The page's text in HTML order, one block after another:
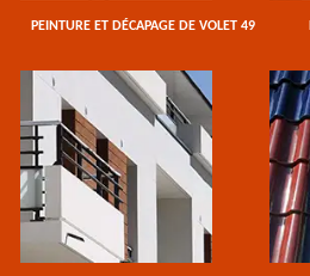
PEINTURE ET DÉCAPAGE DE VOLET 49